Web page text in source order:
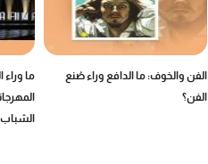
الفن والخوف: ما الدافع وراء صُنع
الفن؟
ما وراء
الشباب